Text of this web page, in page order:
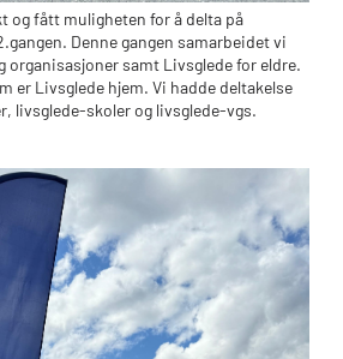
og fått muligheten for å delta på
Denne gangen samarbeidet vi
organisasjoner samt Livsglede for eldre.
er Livsglede hjem. Vi hadde deltakelse
livsglede-skoler og livsglede-vgs.